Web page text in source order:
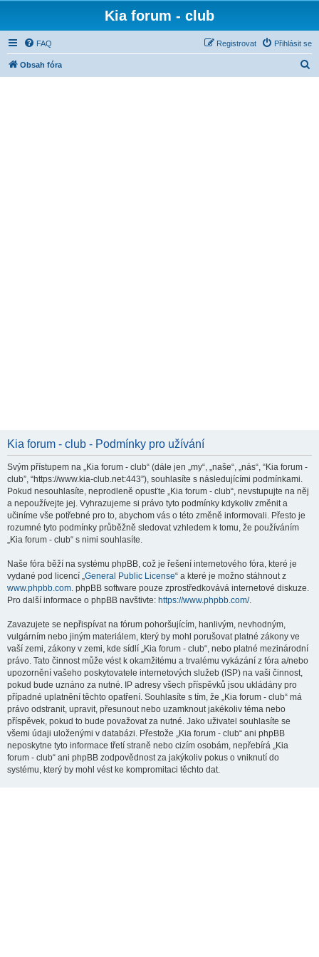
Kia forum - club
FAQ Přihlásit se
Registrovat
Obsah fóra
Kia forum - club - Podmínky pro užívání
Svým přístupem na „Kia forum - club“ (dále jen „my“, „naše“, „nás“, “Kia forum -
club”, “https://www.kia-club.net:443”), souhlasíte s následujícími podmínkami.
Pokud nesouhlasíte, neprodleně opusťte „Kia forum - club“, nevstupujte na něj
a nepoužívejte jej. Vyhrazujeme si právo tyto podmínky kdykoliv změnit a
učiníme vše potřebné pro to, abychom vás o této změně informovali. Přesto je
rozumné tyto podmínky průběžně sledovat vzhledem k tomu, že používáním
„Kia forum - club“ s nimi souhlasíte.
Naše fóra běží na systému phpBB, což je řešení internetového fóra, které je
vydané pod licencí „General Public License“ a které je možno stáhnout z
www.phpbb.com. phpBB software pouze zprostředkovává internetové diskuze.
Pro další informace o phpBB navštivte: https://www.phpbb.com/.
Zavazujete se nepřispívat na fórum pohoršujícím, hanlivým, nevhodným,
vulgárním nebo jiným materiálem, který by mohl porušovat platné zákony ve
vaší zemi, zákony v zemi, kde sídlí „Kia forum - club“, nebo platné mezinárodní
právo. Tato činnost může vést k okamžitému a trvalému vykázání z fóra a/nebo
upozornění vašeho poskytovatele internetových služeb (ISP) na vaši činnost,
pokud bude uznáno za nutné. IP adresy všech příspěvků jsou ukládány pro
případné uplatnění těchto opatření. Souhlasíte s tím, že „Kia forum - club“ má
právo odstranit, upravit, přesunout nebo uzamknout jakékoliv téma nebo
příspěvek, pokud to bude považovat za nutné. Jako uživatel souhlasíte se
všemi údaji uloženými v databázi. Přestože „Kia forum - club“ ani phpBB
neposkytne tyto informace třetí straně nebo cizím osobám, nepřebírá „Kia
forum - club“ ani phpBB zodpovědnost za jakýkoliv pokus o vniknutí do
systému, který by mohl vést ke kompromitaci těchto dat.